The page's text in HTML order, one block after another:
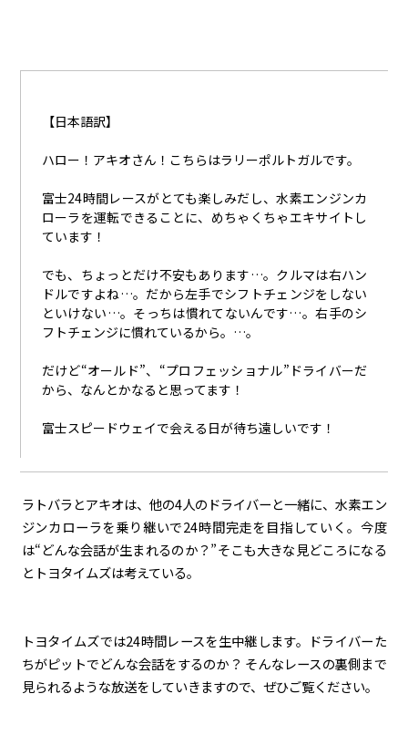
【日本語訳】
ハロー！アキオさん！こちらはラリーポルトガルです。
富士24時間レースがとても楽しみだし、水素エンジンカ
ローラを運転できることに、めちゃくちゃエキサイトし
ています！
でも、ちょっとだけ不安もあります…。クルマは右ハン
ドルですよね…。だから左手でシフトチェンジをしない
といけない…。そっちは慣れてないんです…。右手のシ
フトチェンジに慣れているから。…。
だけど“オールド”、“プロフェッショナル”ドライバーだ
から、なんとかなると思ってます！
富士スピードウェイで会える日が待ち遠しいです！
ラトバラとアキオは、他の4人のドライバーと一緒に、水素エン
ジンカローラを乗り継いで24時間完走を目指していく。今度
は“どんな会話が生まれるのか？”そこも大きな見どころになる
とトヨタイムズは考えている。
トヨタイムズでは24時間レースを生中継します。ドライバーた
ちがピットでどんな会話をするのか？ そんなレースの裏側まで
見られるような放送をしていきますので、ぜひご覧ください。